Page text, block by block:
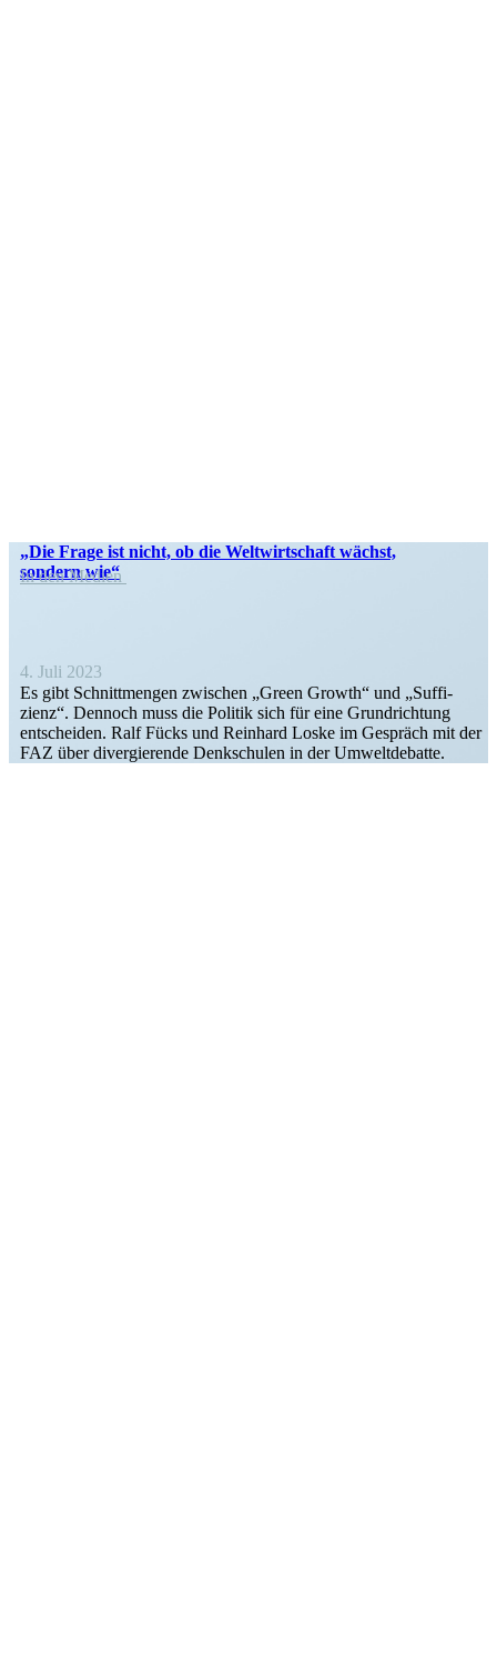
„Die Frage ist nicht, ob die Weltwirt­schaft wächst,
sondern wie“
In den Medien
4. Juli 2023
Es gibt Schnitt­mengen zwischen „Green Growth“ und „Suffi­
zienz“. Dennoch muss die Politik sich für eine Grund­richtung
entscheiden. Ralf Fücks und Reinhard Loske im Gespräch mit der
FAZ über diver­gie­rende Denkschulen in der Umweltdebatte.